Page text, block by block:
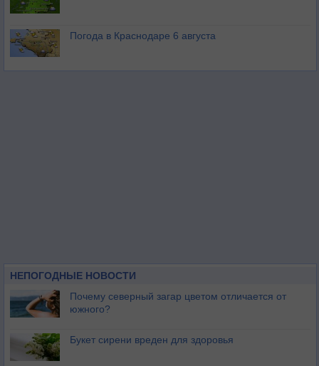
Погода в Краснодаре 6 августа
НЕПОГОДНЫЕ НОВОСТИ
Почему северный загар цветом отличается от
южного?
Букет сирени вреден для здоровья